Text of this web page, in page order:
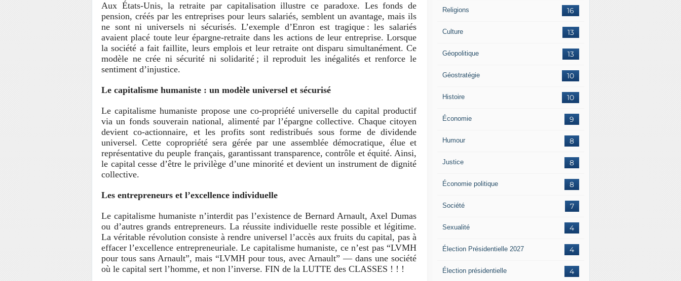
Aux États-Unis, la retraite par capitalisation illustre ce paradoxe. Les fonds de
pension, créés par les entreprises pour leurs salariés, semblent un avantage, mais ils
ne sont ni universels ni sécurisés. L’exemple d’Enron est tragique : les salariés
avaient placé toute leur épargne-retraite dans les actions de leur entreprise. Lorsque
la société a fait faillite, leurs emplois et leur retraite ont disparu simultanément. Ce
modèle ne crée ni sécurité ni solidarité ; il reproduit les inégalités et renforce le
sentiment d’injustice.
Le capitalisme humaniste : un modèle universel et sécurisé
Le capitalisme humaniste propose une co-propriété universelle du capital productif
via un fonds souverain national, alimenté par l’épargne collective. Chaque citoyen
devient co-actionnaire, et les profits sont redistribués sous forme de dividende
universel. Cette copropriété sera gérée par une assemblée démocratique, élue et
représentative du peuple français, garantissant transparence, contrôle et équité. Ainsi,
le capital cesse d’être le privilège d’une minorité et devient un instrument de dignité
collective.
Les entrepreneurs et l’excellence individuelle
Le capitalisme humaniste n’interdit pas l’existence de Bernard Arnault, Axel Dumas
ou d’autres grands entrepreneurs. La réussite individuelle reste possible et légitime.
La véritable révolution consiste à rendre universel l’accès aux fruits du capital, pas à
effacer l’excellence entrepreneuriale. Le capitalisme humaniste, ce n’est pas “LVMH
pour tous sans Arnault”, mais “LVMH pour tous, avec Arnault” — dans une société
où le capital sert l’homme, et non l’inverse. FIN de la LUTTE des CLASSES ! ! !
16
Religions
13
Culture
13
Géopolitique
10
Géostratégie
10
Histoire
9
Économie
8
Humour
8
Justice
8
Économie politique
7
Société
4
Sexualité
4
Élection Présidentielle 2027
4
Élection présidentielle